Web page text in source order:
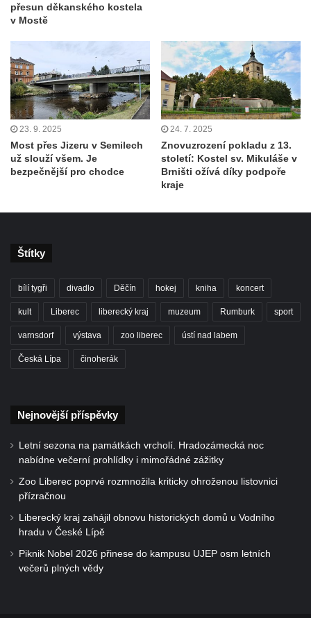
přesun děkanského kostela
v Mostě
23. 9. 2025
Most přes Jizeru v Semilech
už slouží všem. Je
bezpečnější pro chodce
24. 7. 2025
Znovuzrození pokladu z 13.
století: Kostel sv. Mikuláše v
Brništi ožívá díky podpoře
kraje
Štítky
bílí tygři divadlo Děčín hokej kniha koncert
kult Liberec liberecký kraj muzeum Rumburk sport
varnsdorf výstava zoo liberec ústí nad labem
Česká Lípa činoherák
Nejnovější příspěvky
Letní sezona na památkách vrcholí. Hradozámecká noc
nabídne večerní prohlídky i mimořádné zážitky
Zoo Liberec poprvé rozmnožila kriticky ohroženou listovnici
přízračnou
Liberecký kraj zahájil obnovu historických domů u Vodního
hradu v České Lípě
Piknik Nobel 2026 přinese do kampusu UJEP osm letních
večerů plných vědy